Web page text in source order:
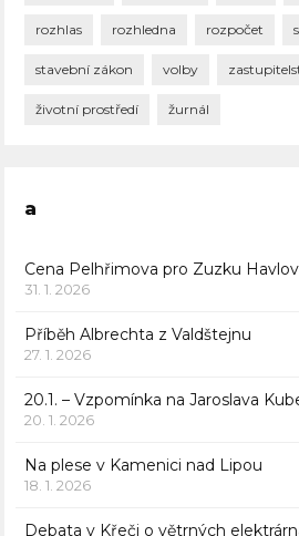
rozhlas rozhledna rozpočet
stavební zákon volby
životní prostředí žurnál
a
Cena Pelhřimova pro Zuzku
31. 1. 2026
Příběh Albrechta z Valdštejnu
27. 1. 2026
20.1. – Vzpomínka na Jaroslava
20. 1. 2026
Na plese v Kamenici nad Lipou
18. 1. 2026
Debata v Křeči o větrných